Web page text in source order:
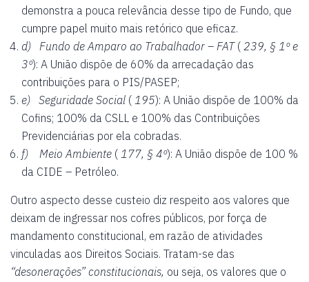
demonstra a pouca relevância desse tipo de Fundo, que
cumpre papel muito mais retórico que eficaz.
d) Fundo de Amparo ao Trabalhador – FAT( 239, § 1º e
3º): A União dispõe de 60% da arrecadação das
contribuições para o PIS/PASEP;
e) Seguridade Social ( 195): A União dispõe de 100% da
Cofins; 100% da CSLL e 100% das Contribuições
Previdenciárias por ela cobradas.
f) Meio Ambiente ( 177, § 4º): A União dispõe de 100 %
da CIDE – Petróleo.
Outro aspecto desse custeio diz respeito aos valores que
deixam de ingressar nos cofres públicos, por força de
mandamento constitucional, em razão de atividades
vinculadas aos Direitos Sociais. Tratam-se das
“desonerações” constitucionais, ou seja, os valores que o